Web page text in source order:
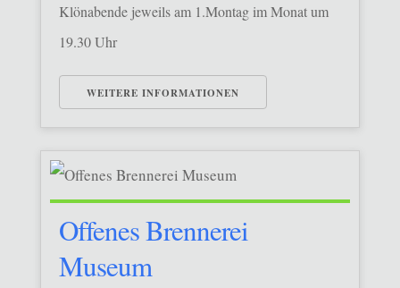
Klönabende jeweils am 1.Montag im Monat um
19.30 Uhr
WEITERE INFORMATIONEN
Offenes Brennerei
Museum